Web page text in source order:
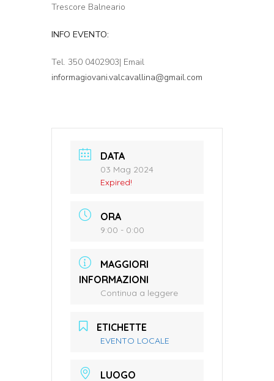
Trescore Balneario
INFO EVENTO:
Tel. 350 0402903| Email
informagiovani.valcavallina@gmail.com
DATA
03 Mag 2024
Expired!
ORA
9:00 - 0:00
MAGGIORI
INFORMAZIONI
Continua a leggere
ETICHETTE
EVENTO LOCALE
LUOGO